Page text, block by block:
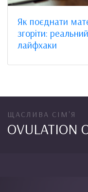
Як поєднати
згоріти:
лайфхаки
ЩАСЛИВА СІМ'Я
OVULATION